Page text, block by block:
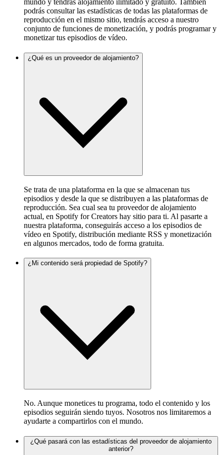
mundo y tendrás alojamiento ilimitado y gratuito. También
podrás consultar las estadísticas de todas las plataformas de
reproducción en el mismo sitio, tendrás acceso a nuestro
conjunto de funciones de monetización, y podrás programar y
monetizar tus episodios de vídeo.
¿Qué es un proveedor de alojamiento?
Se trata de una plataforma en la que se almacenan tus
episodios y desde la que se distribuyen a las plataformas de
reproducción. Sea cual sea tu proveedor de alojamiento
actual, en Spotify for Creators hay sitio para ti. Al pasarte a
nuestra plataforma, conseguirás acceso a los episodios de
vídeo en Spotify, distribución mediante RSS y monetización
en algunos mercados, todo de forma gratuita.
¿Mi contenido será propiedad de Spotify?
No. Aunque monetices tu programa, todo el contenido y los
episodios seguirán siendo tuyos. Nosotros nos limitaremos a
ayudarte a compartirlos con el mundo.
¿Qué pasará con las estadísticas del proveedor de alojamiento
anterior?